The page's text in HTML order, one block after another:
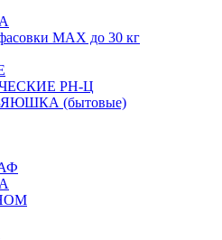
MAX до 30 кг
РН-Ц
(бытовые)